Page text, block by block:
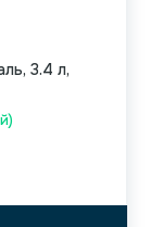
3.4 л,